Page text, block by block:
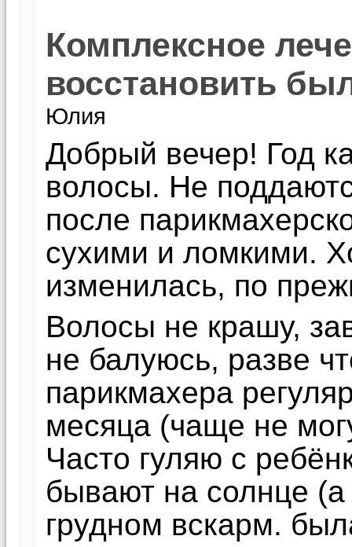
Комплексное
восстановить
Юлия
Добрый вечер! Год
волосы. Не
после
сухими и ломкими.
изменилась, по
Волосы не крашу,
не балуюсь, разве
парикмахера
месяца (чаще не
Часто гуляю с
бывают на солнце
грудном вскарм.